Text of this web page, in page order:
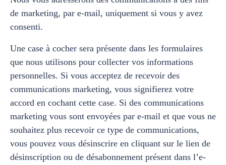
de marketing, par e-mail, uniquement si vous y avez
consenti.
Une case à cocher sera présente dans les formulaires
que nous utilisons pour collecter vos informations
personnelles. Si vous acceptez de recevoir des
communications marketing, vous signifierez votre
accord en cochant cette case. Si des communications
marketing vous sont envoyées par e-mail et que vous ne
souhaitez plus recevoir ce type de communications,
vous pouvez vous désinscrire en cliquant sur le lien de
désinscription ou de désabonnement présent dans l’e-